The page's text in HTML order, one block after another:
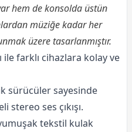
hem de konsolda üstün
müziğe kadar her
üzere tasarlanmıştır.
ile farklı cihazlara kolay ve
sürücüler sayesinde
stereo ses çıkışı.
tekstil kulak